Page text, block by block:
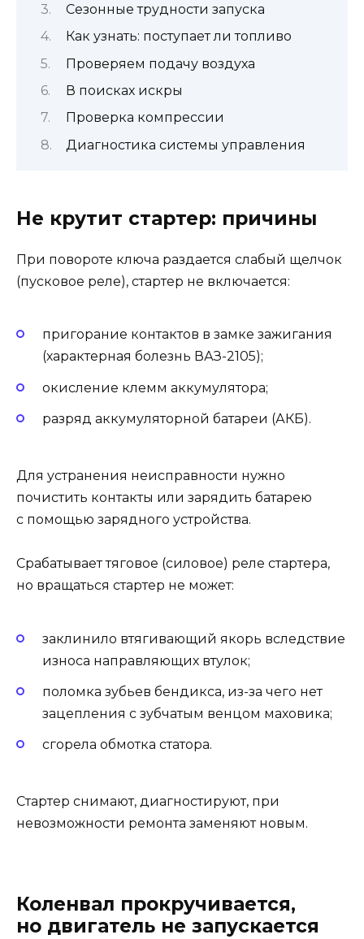
Сезонные трудности запуска
Как узнать: поступает ли топливо
Проверяем подачу воздуха
В поисках искры
Проверка компрессии
Диагностика системы управления
Не крутит стартер: причины
При повороте ключа раздается слабый щелчок
(пусковое реле), стартер не включается:
пригорание контактов в замке зажигания
(характерная болезнь ВАЗ-2105);
окисление клемм аккумулятора;
разряд аккумуляторной батареи (АКБ).
Для устранения неисправности нужно
почистить контакты или зарядить батарею
с помощью зарядного устройства.
Срабатывает тяговое (силовое) реле стартера,
но вращаться стартер не может:
заклинило втягивающий якорь вследствие
износа направляющих втулок;
поломка зубьев бендикса, из-за чего нет
зацепления с зубчатым венцом маховика;
сгорела обмотка статора.
Стартер снимают, диагностируют, при
невозможности ремонта заменяют новым.
Коленвал прокручивается,
но двигатель не запускается